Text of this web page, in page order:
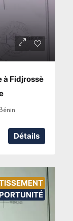
à Fidjrossè
Détails